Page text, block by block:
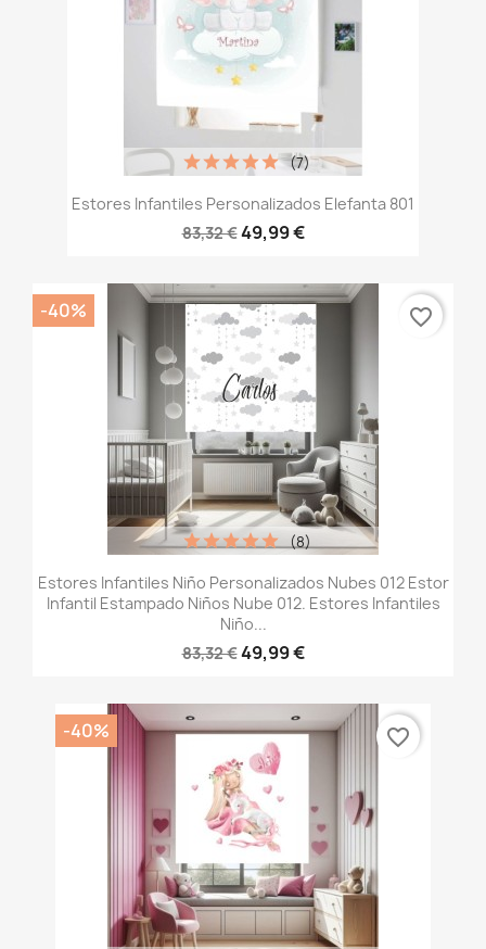
Estores Infantiles Personalizados Elefanta 801
83,32 €49,99 €
(7)
Estores Infantiles Niño Personalizados Nubes 012 Estor
Infantil Estampado Niños Nube 012. Estores Infantiles
Niño...
83,32 €49,99 €
(8)
-40% favorite_border
-40% favorite_border